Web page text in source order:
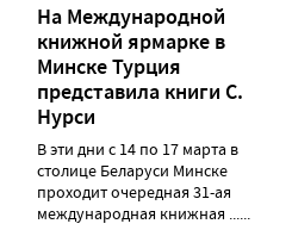
На Международной
книжной ярмарке в
Минске Турция
представила книги С.
Нурси
В эти дни с 14 по 17 марта в
столице Беларуси Минске
проходит очередная 31-ая
международная книжная ......